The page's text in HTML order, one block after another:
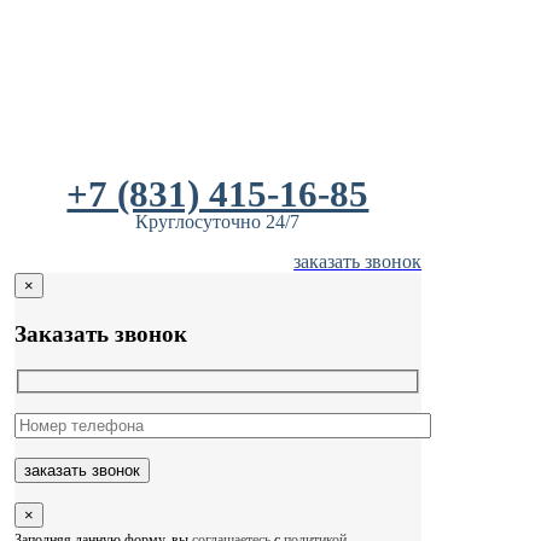
+7 (831) 415-16-85
Круглосуточно 24/7
заказать звонок
×
Заказать звонок
×